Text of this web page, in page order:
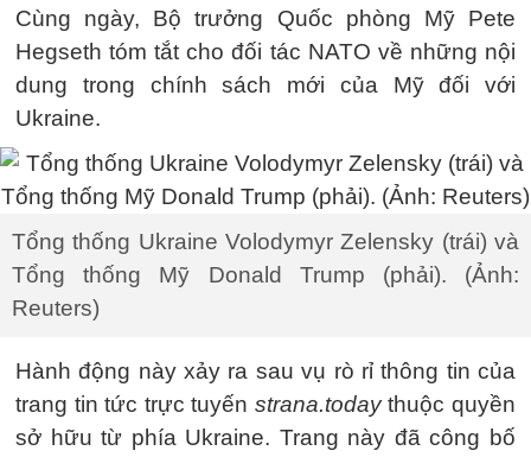
Cùng ngày, Bộ trưởng Quốc phòng Mỹ Pete
Hegseth tóm tắt cho đối tác NATO về những nội
dung trong chính sách mới của Mỹ đối với
Ukraine.
Tổng thống Ukraine Volodymyr Zelensky (trái) và
Tổng thống Mỹ Donald Trump (phải). (Ảnh:
Reuters)
Hành động này xảy ra sau vụ rò rỉ thông tin của
trang tin tức trực tuyến strana.todaythuộc quyền
sở hữu từ phía Ukraine. Trang này đã công bố